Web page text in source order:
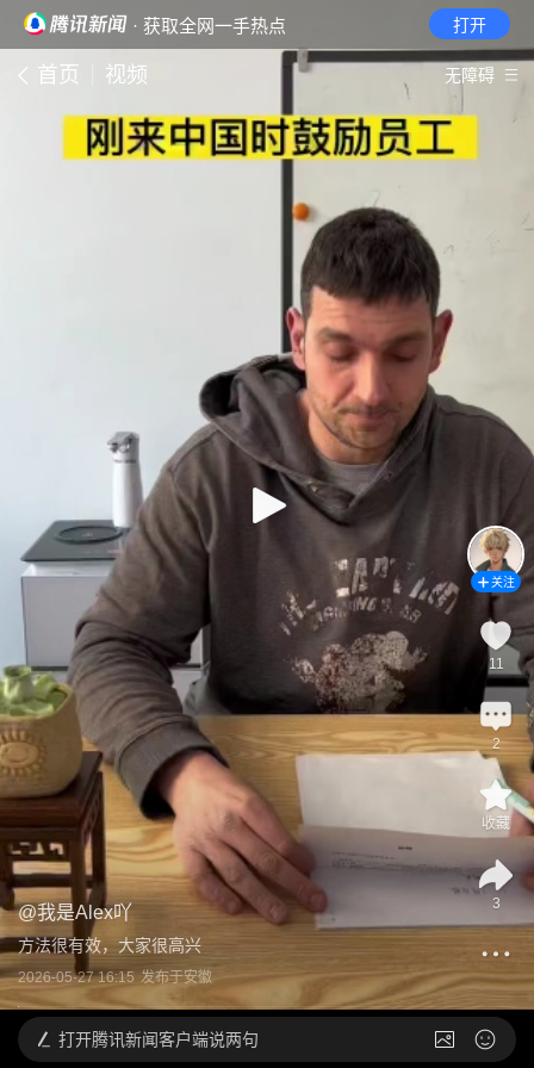
· 获取全网一手热点 打开
首页 视频 无障碍
@我是Alex吖
方法很有效，大家很高兴
2026-05-27 16:15 发布于安徽
关注
11
2
收藏
3
打开腾讯新闻客户端说两句